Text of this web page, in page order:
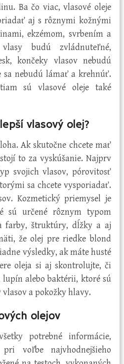
Ba čo viac, vlasové oleje
aj s rôznymi kožnými
ekzémom, svrbením a
budú zvládnuteľné,
končeky vlasov nebudú
sa nebudú lámať a krehnúť.
sú vlasové oleje také
vlasový olej?
Ak skutočne chcete mať
to za vyskúšanie. Najprv
svojich vlasov, pórovitosť
sa chcete vysporiadať.
Kozmetický priemysel je
sú určené rôznym typom
farby, štruktúry, dĺžky a aj
že olej pre riedke blond
výsledky, ak máte husté
oleja si aj skontrolujte, či
alebo baktérii, ktoré sú
a pokožky hlavy.
olejov
potrebné informácie,
voľbe najvhodnejšieho